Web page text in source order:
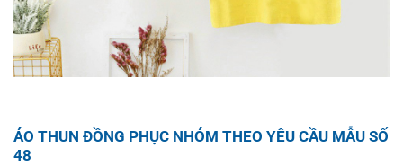
ÁO THUN ĐỒNG PHỤC NHÓM THEO YÊU CẦU MẪU SỐ
48